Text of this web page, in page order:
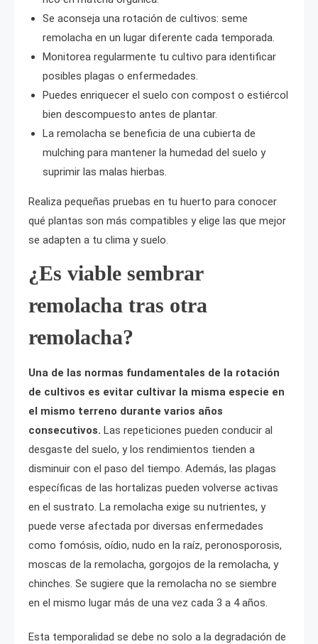
Se aconseja una rotación de cultivos: seme
remolacha en un lugar diferente cada temporada.
Monitorea regularmente tu cultivo para identificar
posibles plagas o enfermedades.
Puedes enriquecer el suelo con compost o estiércol
bien descompuesto antes de plantar.
La remolacha se beneficia de una cubierta de
mulching para mantener la humedad del suelo y
suprimir las malas hierbas.
Realiza pequeñas pruebas en tu huerto para conocer
qué plantas son más compatibles y elige las que mejor
se adapten a tu clima y suelo.
¿Es viable sembrar
remolacha tras otra
remolacha?
Una de las normas fundamentales de la rotación
de cultivos es evitar cultivar la misma especie en
el mismo terreno durante varios años
consecutivos. Las repeticiones pueden conducir al
desgaste del suelo, y los rendimientos tienden a
disminuir con el paso del tiempo. Además, las plagas
específicas de las hortalizas pueden volverse activas
en el sustrato. La remolacha exige su nutrientes, y
puede verse afectada por diversas enfermedades
como fomósis, oídio, nudo en la raíz, peronosporosis,
moscas de la remolacha, gorgojos de la remolacha, y
chinches. Se sugiere que la remolacha no se siembre
en el mismo lugar más de una vez cada 3 a 4 años.
Esta temporalidad se debe no solo a la degradación de